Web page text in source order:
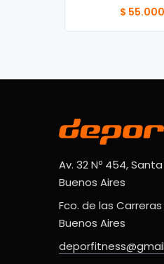
$ 55.000
Av. 32 Nº 454,
Buenos Aires
Fco. de las Carreras
Buenos Aires